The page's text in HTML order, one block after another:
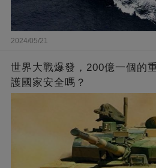
2024/05/21
世界大戰爆發，200億一個的
護國家安全嗎？